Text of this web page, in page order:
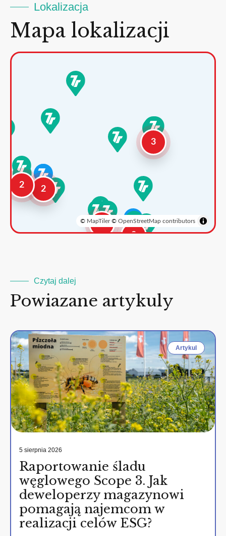
Lokalizacja
Mapa lokalizacji
2
2
3
2
3
© MapTiler© OpenStreetMap contributors
Czytaj dalej
Powiazane artykuly
Artykul
5 sierpnia 2026
Raportowanie śladu
węglowego Scope 3. Jak
deweloperzy magazynowi
pomagają najemcom w
realizacji celów ESG?